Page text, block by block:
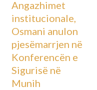
Angazhimet
institucionale,
Osmani anulon
pjesëmarrjen në
Konferencën e
Sigurisë në
Munih